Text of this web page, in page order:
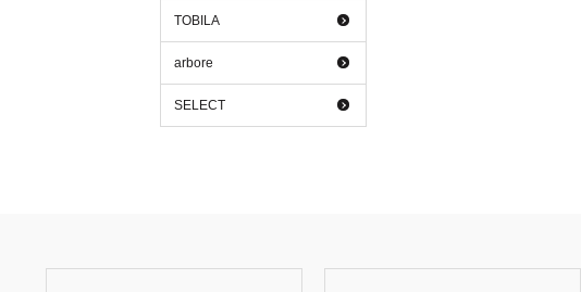
TOBILA
arbore
SELECT